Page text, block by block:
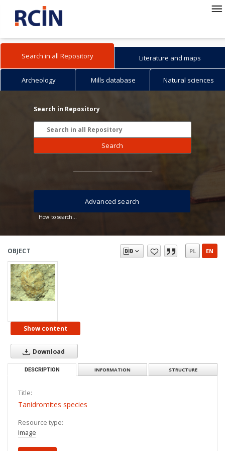
Search in all Repository Literature and maps
Archeology Mills database Natural sciences
Search in Repository
Search
How to search...
Advanced search
OBJECT PL EN
Show content
Download
DESCRIPTION INFORMATION STRUCTURE
Title:
Tanidromites species
Resource type:
Image